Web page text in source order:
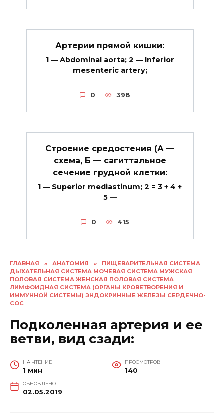
ГЛАВНАЯ » АНАТОМИЯ »
ПИЩЕВАРИТЕЛЬНАЯ СИСТЕМА
ДЫХАТЕЛЬНАЯ СИСТЕМА МОЧЕВАЯ СИСТЕМА МУЖСКАЯ
ПОЛОВАЯ СИСТЕМА ЖЕНСКАЯ ПОЛОВАЯ СИСТЕМА
ЛИМФОИДНАЯ СИСТЕМА (ОРГАНЫ КРОВЕТВОРЕНИЯ И
ИММУННОЙ СИСТЕМЫ) ЭНДОКРИННЫЕ ЖЕЛЕЗЫ СЕРДЕЧНО-
СОС
Подколенная артерия и ее
ветви, вид сзади:
НА ЧТЕНИЕ
1 мин
ПРОСМОТРОВ
140
ОБНОВЛЕНО
02.05.2019
Артерии прямой кишки:
1 — Abdominal aorta; 2 — Inferior
mesenteric artery;
0 398
Строение средостения (А —
схема, Б — сагиттальное
сечение грудной клетки:
1 — Superior mediastinum; 2 = 3 + 4 +
5 —
0 415